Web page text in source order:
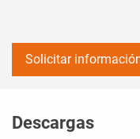
Solicitar
Descargas